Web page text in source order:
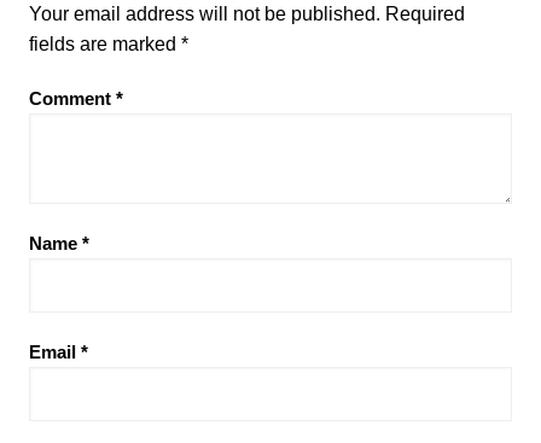
Your email address will not be published. Required
fields are marked *
Comment *
Name *
Email *